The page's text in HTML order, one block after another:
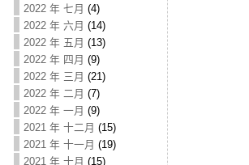
2022 年 七月 (4)
2022 年 六月 (14)
2022 年 五月 (13)
2022 年 四月 (9)
2022 年 三月 (21)
2022 年 二月 (7)
2022 年 一月 (9)
2021 年 十二月 (15)
2021 年 十一月 (19)
2021 年 十月 (15)